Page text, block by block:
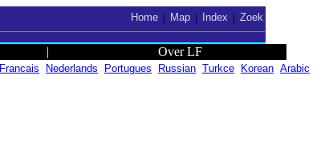
Home| Map| Index Zoek
| Over LF
Francais Nederlands Portugues Russian Turkce Korean Arabic